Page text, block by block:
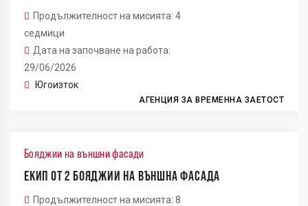
Продължителност на мисията: 4
седмици
Дата на започване на работа:
29/06/2026
Югоизток
АГЕНЦИЯ ЗА ВРЕМЕННА ЗАЕТОСТ
Бояджии на външни фасади
ЕКИП ОТ 2 БОЯДЖИИ НА ВЪНШНА ФАСАДА
Продължителност на мисията: 8